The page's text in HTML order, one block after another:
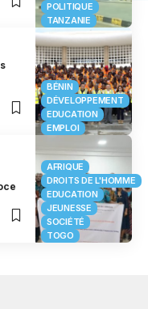
POLITIQUE
TANZANIE
BÉNIN
DÉVELOPPEMENT
EDUCATION
EMPLOI
AFRIQUE
DROITS DE L'HOMME
EDUCATION
JEUNESSE
SOCIÉTÉ
TOGO